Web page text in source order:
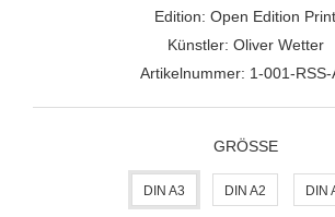
Edition: Open Edition Print
Künstler: Oliver Wetter
Artikelnummer: 1-001-RSS-
GRÖSSE
DIN A3 DIN A2 DIN